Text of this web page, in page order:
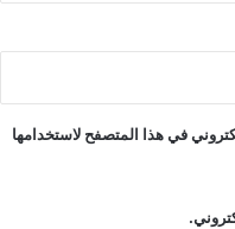
في هذا المتصفح لاستخدامها